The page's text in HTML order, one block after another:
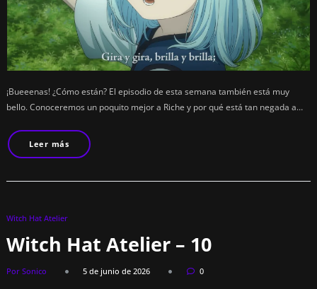
¡Bueeenas! ¿Cómo están? El episodio de esta semana también está muy
bello. Conoceremos un poquito mejor a Riche y por qué está tan negada a…
Leer más
Witch Hat Atelier
Witch Hat Atelier – 10
Por Sonico 5 de junio de 2026 0